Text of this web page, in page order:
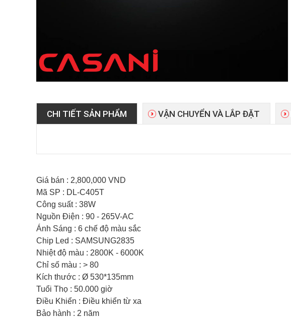
CHI TIẾT SẢN PHẨM VẬN CHUYỂN VÀ LẮP ĐẶT
Giá bán : 2,800,000 VND
Mã SP : DL-C405T
Công suất : 38W
Nguồn Điện : 90 - 265V-AC
Ánh Sáng : 6 chế độ màu sắc
Chip Led : SAMSUNG2835
Nhiệt độ màu : 2800K - 6000K
Chỉ số màu : > 80
Kích thước : Ø 530*135mm
Tuổi Thọ : 50.000 giờ
Điều Khiển : Điều khiển từ xa
Bảo hành : 2 năm